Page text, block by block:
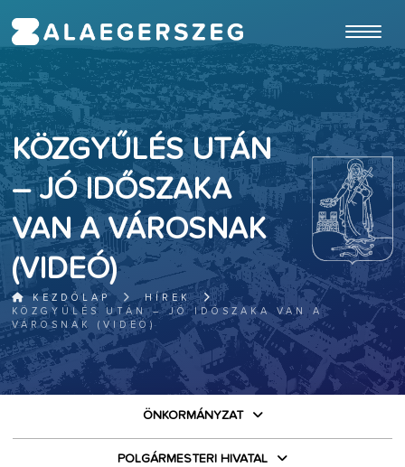
KÖZGYŰLÉS UTÁN
– JÓ IDŐSZAKA
VAN A VÁROSNAK
(VIDEÓ)
KEZDŐLAP
HÍREK
KÖZGYŰLÉS UTÁN – JÓ IDŐSZAKA VAN A
VÁROSNAK (VIDEÓ)
ÖNKORMÁNYZAT
POLGÁRMESTERI HIVATAL